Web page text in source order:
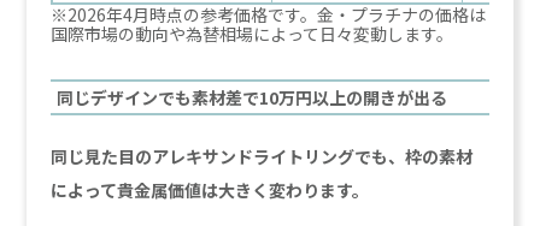
※2026年4月時点の参考価格です。金・プラチナの価格は
国際市場の動向や為替相場によって日々変動します。
同じデザインでも素材差で10万円以上の開きが出る
同じ見た目のアレキサンドライトリングでも、枠の素材
によって貴金属価値は大きく変わります。